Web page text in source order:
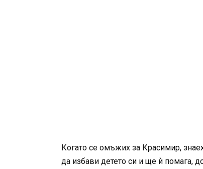
Когато се омъжих за Красимир,
да избави детето си и ще ѝ помага,